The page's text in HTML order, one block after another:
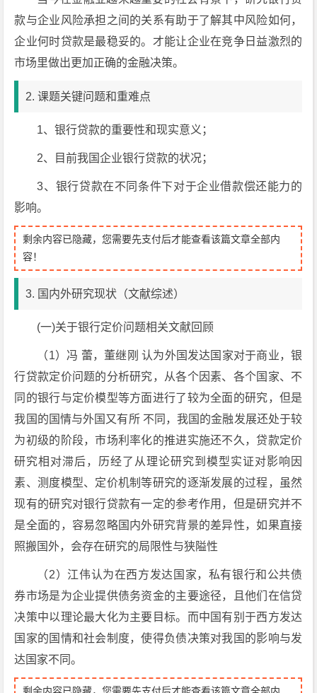
款与企业风险承担之间的关系有助于了解其中风险如何，
企业何时贷款是最稳妥的。才能让企业在竞争日益激烈的
市场里做出更加正确的金融决策。
2. 课题关键问题和重难点
1、银行贷款的重要性和现实意义；
2、目前我国企业银行贷款的状况；
3、银行贷款在不同条件下对于企业借款偿还能力的
影响。
剩余内容已隐藏，您需要先支付后才能查看该篇文章全部内
容！
3. 国内外研究现状（文献综述）
(一)关于银行定价问题相关文献回顾
（1） 冯 蕾，董继刚 认为外国发达国家对于商业，银
行贷款定价问题的分析研究，从各个因素、各个国家、不
同的银行与定价模型等方面进行了较为全面的研究，但是
我国的国情与外国又有所 不同，我国的金融发展还处于较
为初级的阶段，市场利率化的推进实施还不久，贷款定价
研究相对滞后，历经了从理论研究到模型实证对影响因
素、测度模型、定价机制等研究的逐渐发展的过程，虽然
现有的研究对银行贷款有一定的参考作用，但是研究并不
是全面的，容易忽略国内外研究背景的差异性，如果直接
照搬国外，会存在研究的局限性与狭隘性
（2） 江伟认为在西方发达国家，私有银行和公共债
券市场是为企业提供债务资金的主要途径，且他们在信贷
决策中以理论最大化为主要目标。而中国有别于西方发达
国家的国情和社会制度，使得负债决策对我国的影响与发
达国家不同。